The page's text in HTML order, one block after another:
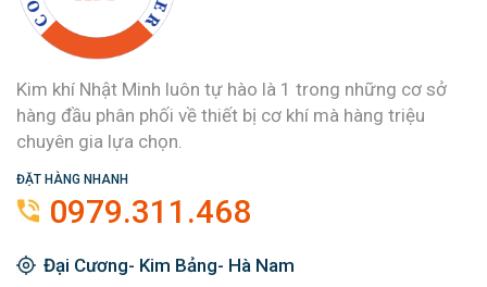
Kim khí Nhật Minh luôn tự hào là 1 trong những cơ sở
hàng đầu phân phối về thiết bị cơ khí mà hàng triệu
chuyên gia lựa chọn.
ĐẶT HÀNG NHANH
0979.311.468
Đại Cương- Kim Bảng- Hà Nam